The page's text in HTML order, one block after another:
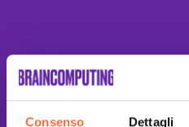
Consenso Dettagli